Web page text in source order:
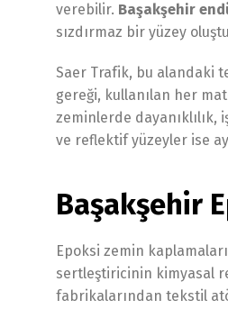
verebilir. Başakşehir
sızdırmaz bir yüzey
Saer Trafik, bu alandaki
gereği, kullanılan her
zeminlerde
ve reflektif yüzeyler ise
Başakşehir
Epoksi zemin
sertleştiricinin kimyasal
fabrikalarından tekstil